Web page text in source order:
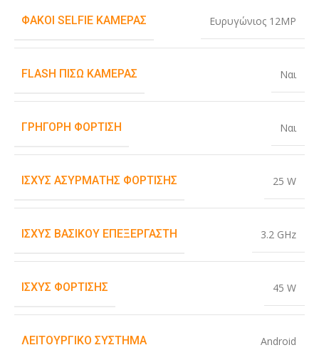
ΦΑΚΟΊ SELFIE ΚΆΜΕΡΑΣ Ευρυγώνιος 12MP
FLASH ΠΊΣΩ ΚΆΜΕΡΑΣ Ναι
ΓΡΉΓΟΡΗ ΦΌΡΤΙΣΗ Ναι
ΙΣΧΎΣ ΑΣΎΡΜΑΤΗΣ ΦΌΡΤΙΣΗΣ 25 W
ΙΣΧΎΣ ΒΑΣΙΚΟΎ ΕΠΕΞΕΡΓΑΣΤΉ 3.2 GHz
ΙΣΧΎΣ ΦΌΡΤΙΣΗΣ 45 W
ΛΕΙΤΟΥΡΓΙΚΌ ΣΎΣΤΗΜΑ Android